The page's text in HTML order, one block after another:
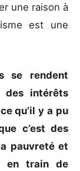
une raison à
est une
se rendent
des intérêts
qu’il y a pu
c’est des
pauvreté et
en train de